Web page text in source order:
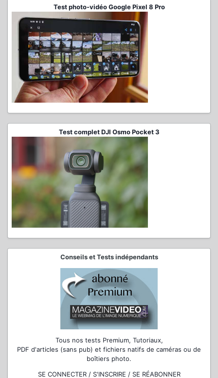
Test photo-vidéo Google Pixel 8 Pro
Test complet DJI Osmo Pocket 3
Conseils et Tests indépendants
Tous nos tests Premium, Tutoriaux,
PDF d'articles (sans pub) et fichiers natifs de caméras ou de
boîtiers photo.
SE CONNECTER / S'INSCRIRE / SE RÉABONNER